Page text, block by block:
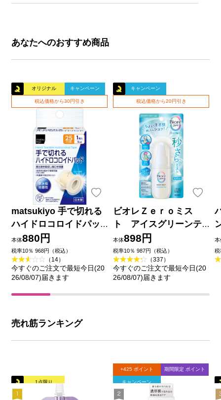
あなたへのおすすめ商品
オリジナル キャンペーン
税込価格から30円引き
matsukiyo 手で切れる
ハイドロコロイドパッ
ド ２５ｍｍ×３ｍ巻
本体880円
税率10％ 968円（税込）
（14）
今すぐのご注文で最短今日(20
26/08/07)届きます
キャンペーン
税込価格から20円引き
ビオレＺｅｒｏミス
ト アイスグリーンテ
ィーの香り ６０ｍＬ 花
王
本体898円
税率10％ 987円（税込）
（337）
今すぐのご注文で最短今日(20
26/08/07)届きます
本
税
売れ筋ランキング
1点限り
+425 ポイント 期間限定 ポイント
キャンペーン